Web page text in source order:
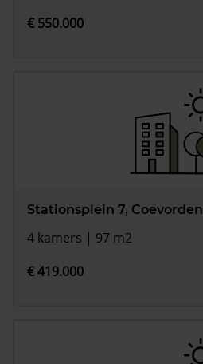
€ 550.000
Stationsplein 7, Coevorden
4 kamers | 97 m2
€ 419.000